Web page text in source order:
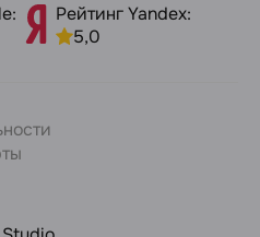
Рейтинг Yandex:
5,0